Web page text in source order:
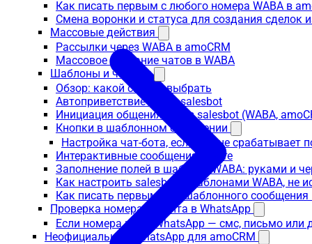
Как писать первым с любого номера WABA в
Смена воронки и статуса для создания сделок
Массовые действия
Рассылки через WABA в amoCRM
Массовое создание чатов в WABA
Шаблоны и чат-бот
Обзор: какой способ выбрать
Автоприветствие через salesbot
Инициация общения через salesbot (WABA,
Кнопки в шаблонном сообщении
Настройка чат-бота, если бот не срабатывает
Интерактивные сообщения в боте
Заполнение полей в шаблоне WABA: руками и
Как настроить salesbot с шаблонами WABA, не
Как писать первым не с шаблонного сообщения
Проверка номера клиента в WhatsApp
Если номера нет в WhatsApp — смс, письмо или
Неофициальный WhatsApp для amoCRM